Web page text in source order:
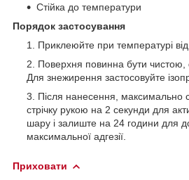
Стійка до температури
Порядок застосування
Приклеюйте при температурі
Поверхня повинна бути чистою,
Для знежирення застосовуйте
Після нанесення, максимально
стрічку рукою на 2 секунди для
шару і залиште на 24 години для
максимальної адгезії.
Приховати